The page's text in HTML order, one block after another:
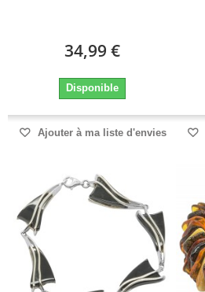
34,99 €
Disponible
Ajouter à ma liste d'envies